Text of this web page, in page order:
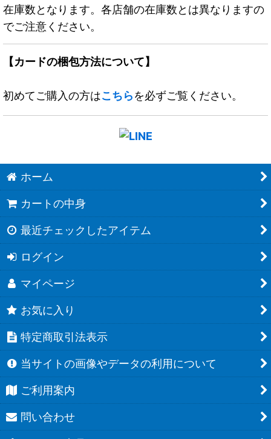
在庫数となります。各店舗の在庫数とは異なりますの
でご注意ください。
【カードの梱包方法について】
初めてご購入の方はこちらを必ずご覧ください。
ホーム
カートの中身
最近チェックしたアイテム
ログイン
マイページ
お気に入り
特定商取引法表示
当サイトの画像やデータの利用について
ご利用案内
問い合わせ